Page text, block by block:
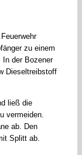
zu einem
In der Bozener
Dieseltreibstoff
ließ die
vermeiden.
ab. Den
Splitt ab.